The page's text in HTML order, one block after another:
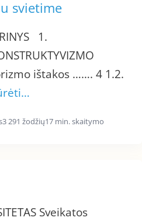
svietime
1.
ištakos ……. 4 1.2.
3 291 žodžių17 min. skaitymo
Sveikatos